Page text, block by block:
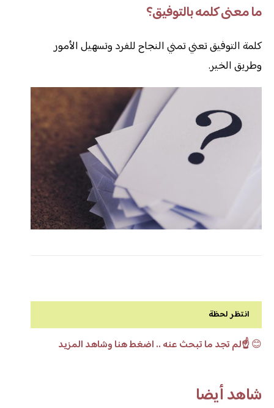
ما معنى كلمه بالتوفيق؟
كلمة التوفيق تعني تمني النجاح للفرد وتسهيل الأمور
وطريق الخير.
انتظر لحظة
😊☝️لم تجد ما تبحث عنه .. اضغط هنا وشاهد المزيد
شاهد أيضا